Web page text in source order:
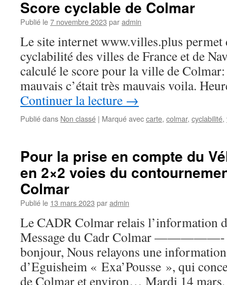
Score cyclable de Colmar
Publié le7 novembre 2023 paradmin
Le site internet www.villes.plus permet
cyclabilité des villes de France et de
calculé le score pour la ville de Colmar:
mauvais c’était très mauvais voila.
Continuer la lecture →
Publié dans Non classé | Marqué aveccarte, colmar, cyclabilité,
Pour la prise en compte du
en 2×2 voies du
Colmar
Publié le 13 mars 2023 paradmin
Le CADR Colmar relais l’information
Message du Cadr Colmar —————-
bonjour, Nous relayons une
d’Eguisheim « Exa’Pousse », qui
de Colmar et environ… Mardi 14